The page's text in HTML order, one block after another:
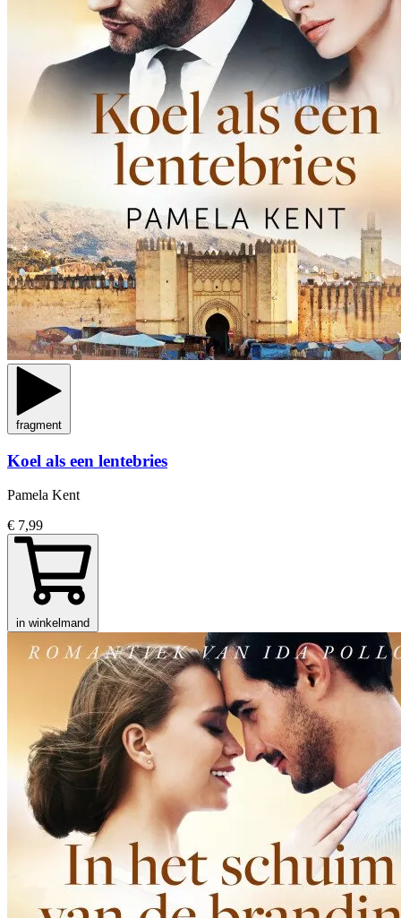
fragment
Koel als een lentebries
Pamela Kent
€ 7,99
in winkelmand